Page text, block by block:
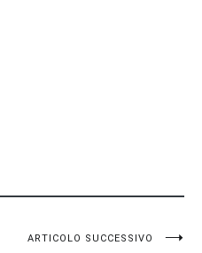
ARTICOLO SUCCESSIVO